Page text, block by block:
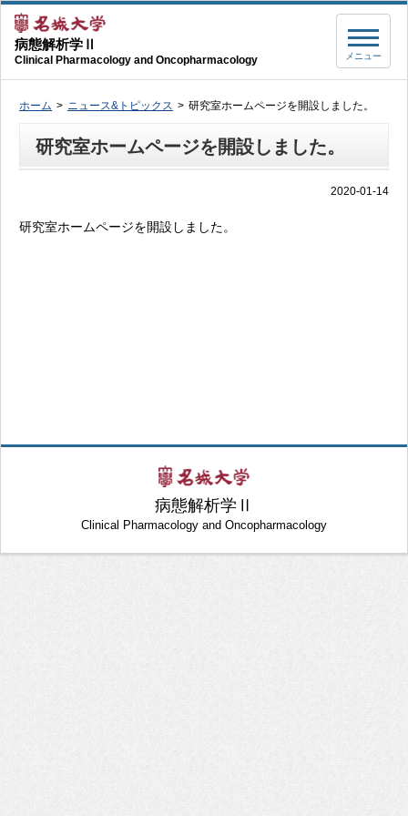
病態解析学Ⅱ
Clinical Pharmacology and Oncopharmacology メニュー
ホーム ニュース&トピックス 研究室ホームページを開設しました。
研究室ホームページを開設しました。
2020-01-14
研究室ホームページを開設しました。
病態解析学Ⅱ
Clinical Pharmacology and Oncopharmacology